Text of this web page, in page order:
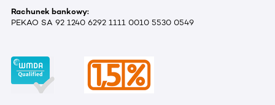
Rachunek bankowy:
PEKAO SA 92 1240 6292 1111 0010 5530 0549